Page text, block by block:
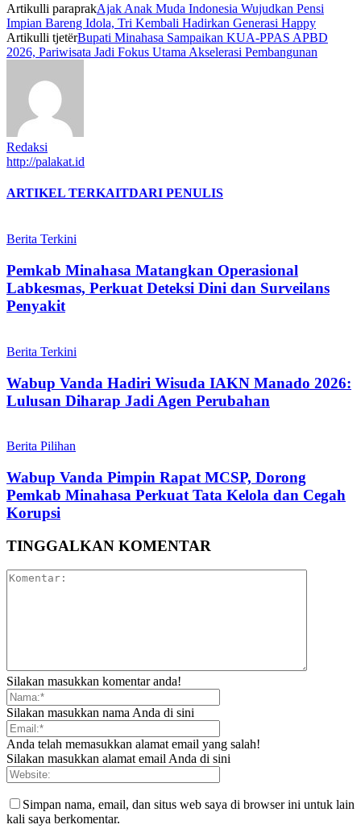
Artikulli paraprakAjak Anak Muda Indonesia Wujudkan Pensi
Impian Bareng Idola, Tri Kembali Hadirkan Generasi Happy
Artikulli tjetërBupati Minahasa Sampaikan KUA-PPAS APBD
2026, Pariwisata Jadi Fokus Utama Akselerasi Pembangunan
Redaksi
http://palakat.id
ARTIKEL TERKAITDARI PENULIS
Berita Terkini
Pemkab Minahasa Matangkan Operasional
Labkesmas, Perkuat Deteksi Dini dan Surveilans
Penyakit
Berita Terkini
Wabup Vanda Hadiri Wisuda IAKN Manado 2026:
Lulusan Diharap Jadi Agen Perubahan
Berita Pilihan
Wabup Vanda Pimpin Rapat MCSP, Dorong
Pemkab Minahasa Perkuat Tata Kelola dan Cegah
Korupsi
TINGGALKAN KOMENTAR
Silakan masukkan komentar anda!
Silakan masukkan nama Anda di sini
Anda telah memasukkan alamat email yang salah!
Silakan masukkan alamat email Anda di sini
Simpan nama, email, dan situs web saya di browser ini untuk lain
kali saya berkomentar.